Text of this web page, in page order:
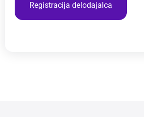
Registracija delodajalca